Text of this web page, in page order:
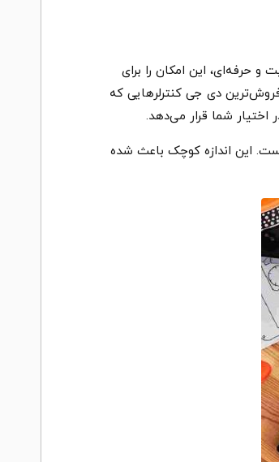
و حرفه‌ای، این امکان را برای
دی جی کنترلرهایی که
این اندازه کوچک باعث شده